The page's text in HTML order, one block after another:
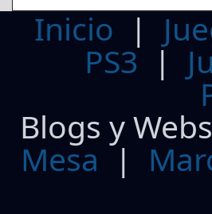
Inicio |
PS3|
Blogs y
Mesa |